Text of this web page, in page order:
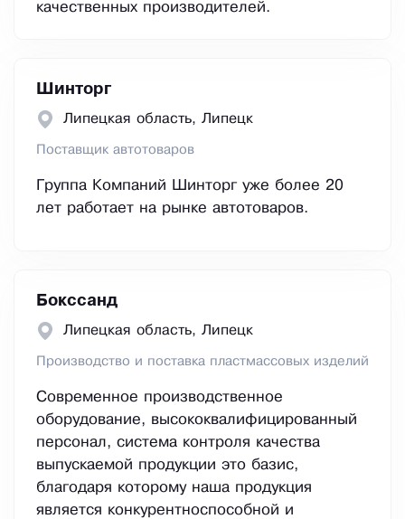
качественных производителей.
Шинторг
Липецкая область, Липецк
Поставщик автотоваров
Группа Компаний Шинторг уже более 20
лет работает на рынке автотоваров.
Бокссанд
Липецкая область, Липецк
Производство и поставка пластмассовых изделий
Современное производственное
оборудование, высококвалифицированный
персонал, система контроля качества
выпускаемой продукции это базис,
благодаря которому наша продукция
является конкурентноспособной и